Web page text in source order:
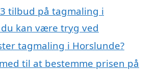
tilbud på tagmaling i
kan være tryg ved
tagmaling i Horslunde?
til at bestemme prisen på